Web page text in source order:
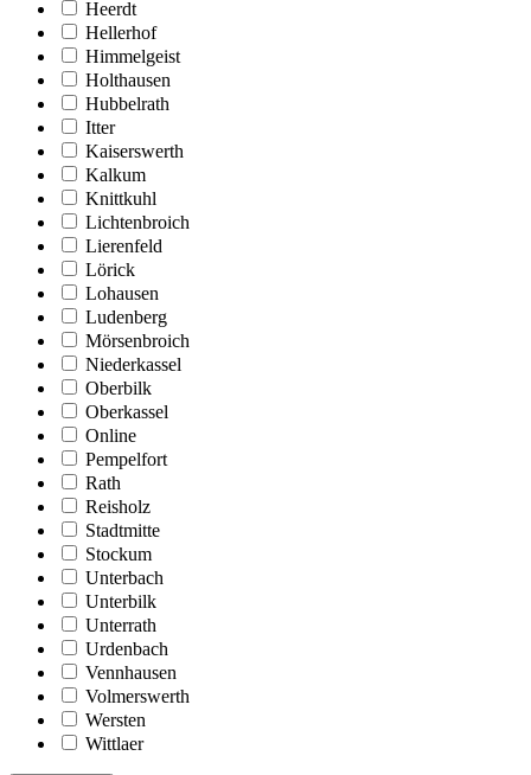
Heerdt
Hellerhof
Himmelgeist
Holthausen
Hubbelrath
Itter
Kaiserswerth
Kalkum
Knittkuhl
Lichtenbroich
Lierenfeld
Lörick
Lohausen
Ludenberg
Mörsenbroich
Niederkassel
Oberbilk
Oberkassel
Online
Pempelfort
Rath
Reisholz
Stadtmitte
Stockum
Unterbach
Unterbilk
Unterrath
Urdenbach
Vennhausen
Volmerswerth
Wersten
Wittlaer